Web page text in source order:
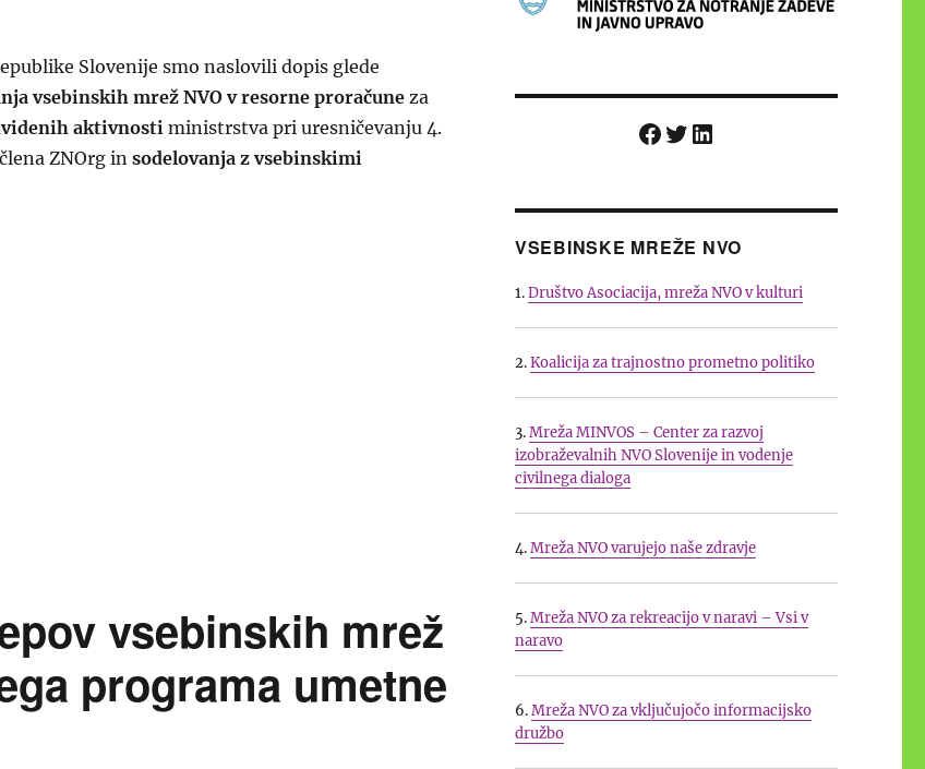
Slovenije smo naslovili dopis glede
vsebinskih mrež NVO v resorne proračuneza
aktivnostiministrstva pri uresničevanju 4.
ZNOrg insodelovanja z vsebinskimi
uresničevanja zavez glede financiranja vsebinskih mrež NVO za leti 2026 in 2027”
vsebinskih mrež
programa umetne
Facebook
Twitter
LinkedIn
VSEBINSKE MREŽE NVO
1.Društvo Asociacija, mreža NVO v kulturi
2.Koalicija za trajnostno prometno politiko
3.Mreža MINVOS – Center za razvoj
izobraževalnih NVO Slovenije in vodenje
civilnega dialoga
4.Mreža NVO varujejo naše zdravje
5.Mreža NVO za rekreacijo v naravi – Vsi v
naravo
6.Mreža NVO za vključujočo informacijsko
družbo